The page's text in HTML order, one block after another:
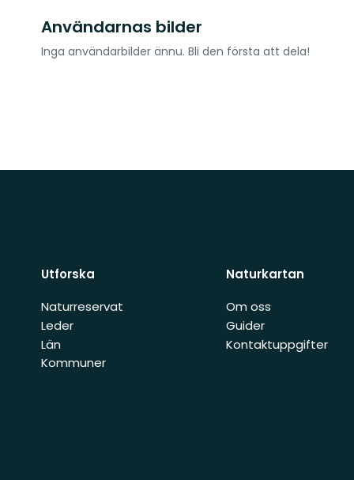
Användarnas bilder
Inga användarbilder ännu. Bli den första att dela!
Utforska
Naturreservat
Leder
Län
Kommuner
Naturkartan
Om oss
Guider
Kontaktuppgifter